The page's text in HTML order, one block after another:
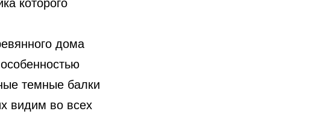
дома
темные балки
видим во всех